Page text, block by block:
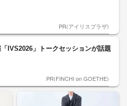
PR(アイリスプラザ)
IVS2026」トークセッションが話題
PR(FINCHI on GOETHE)